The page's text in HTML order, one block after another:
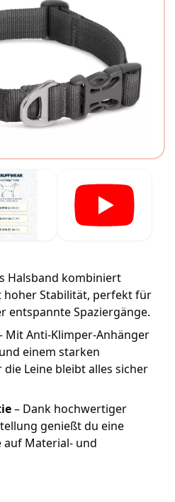
Halsband kombiniert
hoher Stabilität, perfekt für
entspannte Spaziergänge.
Mit Anti-Klimper-Anhänger
einem starken
Leine bleibt alles sicher
– Dank hochwertiger
genießt du eine
auf Material- und